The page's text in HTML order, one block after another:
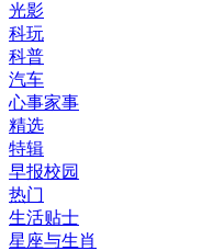
光影
科玩
科普
汽车
心事家事
精选
特辑
早报校园
热门
生活贴士
星座与生肖